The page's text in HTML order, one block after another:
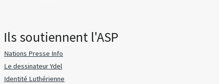
Ils soutiennent l'ASP
Nations Presse Info
Le dessinateur Ydel
Identité Luthérienne